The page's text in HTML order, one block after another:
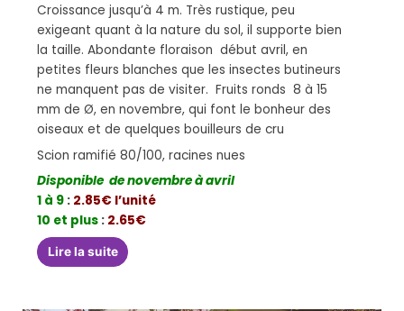
Croissance jusqu’à 4 m. Très rustique, peu
exigeant quant à la nature du sol, il supporte bien
la taille. Abondante floraison début avril, en
petites fleurs blanches que les insectes butineurs
ne manquent pas de visiter. Fruits ronds 8 à 15
mm de Ø, en novembre, qui font le bonheur des
oiseaux et de quelques bouilleurs de cru
Scion ramifié 80/100, racines nues
Disponible de novembre à avril
1 à 9 : 2.85€ l’unité
10 et plus : 2.65€
Lire la suite